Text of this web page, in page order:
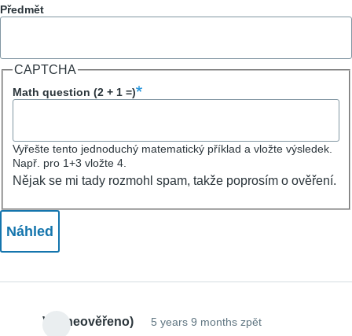
Předmět
CAPTCHA
Math question (2 + 1 =)
Vyřešte tento jednoduchý matematický příklad a vložte výsledek.
Např. pro 1+3 vložte 4.
Nějak se mi tady rozmohl spam, takže poprosím o ověření.
Vít (neověřeno) 5 years 9 months zpět